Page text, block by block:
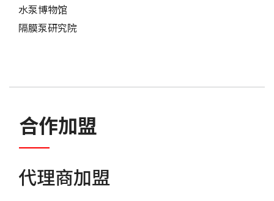
水泵博物馆
隔膜泵研究院
合作加盟
代理商加盟